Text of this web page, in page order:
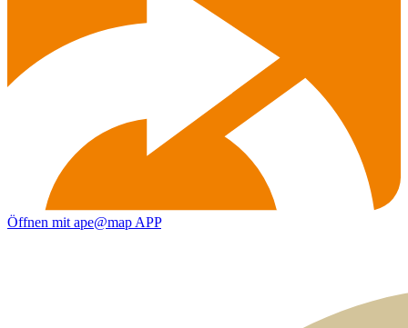
Öffnen mit ape@map APP